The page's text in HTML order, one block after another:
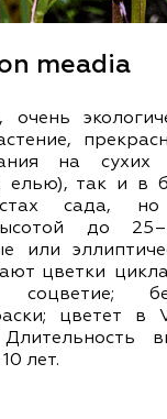
meadia
очень
на сухих
елью), так и в
сада,
до
или
цветки
соцветие;
цветет в
Длительность
лет.